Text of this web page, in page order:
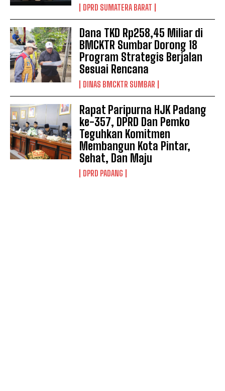
DPRD SUMATERA BARAT
Dana TKD Rp258,45 Miliar di
BMCKTR Sumbar Dorong 18
Program Strategis Berjalan
Sesuai Rencana
DINAS BMCKTR SUMBAR
Rapat Paripurna HJK Padang
ke-357, DPRD Dan Pemko
Teguhkan Komitmen
Membangun Kota Pintar,
Sehat, Dan Maju
DPRD PADANG